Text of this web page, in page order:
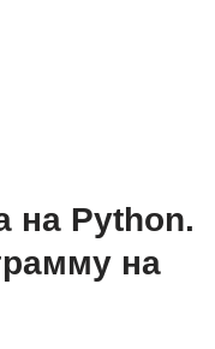
на Python.
на